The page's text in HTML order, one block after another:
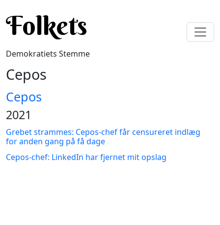
Folkets
Demokratiets Stemme
Cepos
Cepos
2021
Grebet strammes: Cepos-chef får censureret indlæg
for anden gang på få dage
Cepos-chef: LinkedIn har fjernet mit opslag